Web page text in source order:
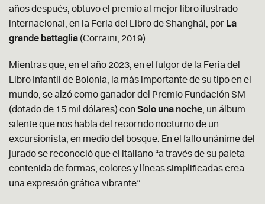
años después, obtuvo el premio al mejor libro ilustrado
internacional, en la Feria del Libro de Shanghái, por La
grande battaglia (Corraini, 2019).
Mientras que, en el año 2023, en el fulgor de la Feria del
Libro Infantil de Bolonia, la más importante de su tipo en el
mundo, se alzó como ganador del Premio Fundación SM
(dotado de 15 mil dólares) con Solo una noche , un álbum
silente que nos habla del recorrido nocturno de un
excursionista, en medio del bosque. En el fallo unánime del
jurado se reconoció que el italiano “a través de su paleta
contenida de formas, colores y líneas simplificadas crea
una expresión gráfica vibrante”.